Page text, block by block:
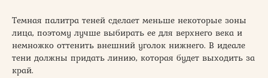
Темная палитра теней сделает меньше некоторые зоны
лица, поэтому лучше выбирать ее для верхнего века и
немножко оттенить внешний уголок нижнего. В идеале
тени должны придать линию, которая будет выходить за
край.